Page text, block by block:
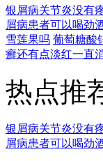
银屑病关节炎没有
屑病患者可以喝劲
雪莲果吗 葡萄糖酸
癣还有点淡红一直
热点推
银屑病关节炎没有
屑病患者可以喝劲